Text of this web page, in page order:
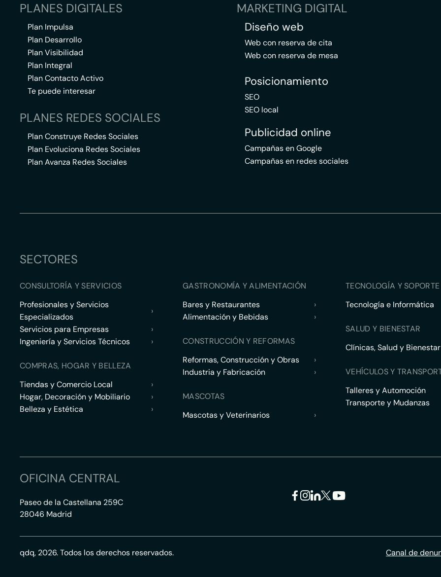
PLANES DIGITALES
Plan Impulsa
Plan Desarrollo
Plan Visibilidad
Plan Integral
Plan Contacto Activo
Te puede interesar
PLANES REDES SOCIALES
Plan Construye Redes Sociales
Plan Evoluciona Redes Sociales
Plan Avanza Redes Sociales
MARKETING DIGITAL
Diseño web
Web con reserva de cita
Web con reserva de mesa
Posicionamiento
SEO
SEO local
Publicidad online
Campañas en Google
Campañas en redes sociales
SECTORES
CONSULTORÍA Y SERVICIOS
Profesionales y Servicios
Especializados
›
Servicios para Empresas
›
Ingeniería y Servicios Técnicos
›
COMPRAS, HOGAR Y BELLEZA
Tiendas y Comercio Local
›
Hogar, Decoración y Mobiliario
›
Belleza y Estética
›
GASTRONOMÍA Y ALIMENTACIÓN
Bares y Restaurantes
›
Alimentación y Bebidas
›
CONSTRUCCIÓN Y REFORMAS
Reformas, Construcción y Obras
›
Industria y Fabricación
›
MASCOTAS
Mascotas y Veterinarios
›
TECNOLOGÍA Y
Tecnología e Informática
SALUD Y BIENESTAR
Clínicas, Salud y Bienestar
VEHÍCULOS Y
Talleres y Automoción
Transporte y Mudanzas
OFICINA CENTRAL
Paseo de la Castellana 259C
28046 Madrid
Canal de
qdq, 2026. Todos los derechos reservados.